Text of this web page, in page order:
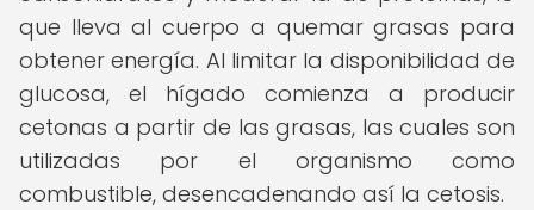
que lleva al cuerpo a quemar grasas para
obtener energía. Al limitar la disponibilidad de
glucosa, el hígado comienza a producir
cetonas a partir de las grasas, las cuales son
utilizadas por el organismo como
combustible, desencadenando así la cetosis.